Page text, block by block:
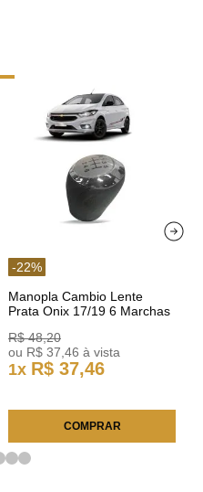
-22%
Manopla Cambio Lente
Prata Onix 17/19 6 Marchas
R$ 48,20
ou R$ 37 46 à vista
1x R$ 37,46
COMPRAR